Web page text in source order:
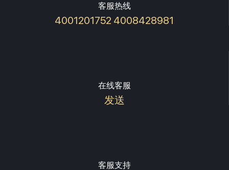
客服热线
4001201752 4008428981
在线客服
发送
客服支持